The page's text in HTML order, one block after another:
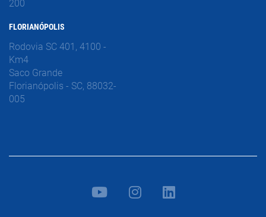
200
FLORIANÓPOLIS
Rodovia SC 401, 4100 -
Km4
Saco Grande
Florianópolis - SC, 88032-
005